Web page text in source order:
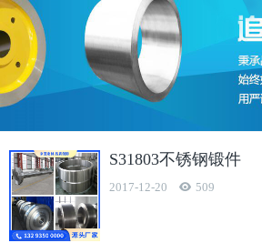
S31803不锈钢锻件
2017-12-20 509